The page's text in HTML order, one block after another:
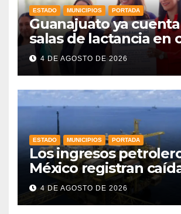
ESTADO MUNICIPIOS PORTADA
Guanajuato ya cuenta
salas de lactancia en
de trabajo:
4 DE AGOSTO DE 2026
ESTADO MUNICIPIOS PORTADA
Los ingresos
México registran
drástica en una década
4 DE AGOSTO DE 2026